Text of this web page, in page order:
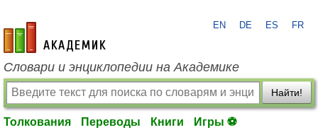
academic.ru
EN DE ES FR
Словари и энциклопедии на Академике
Найти!
Толкования Переводы Книги Игры ⚽